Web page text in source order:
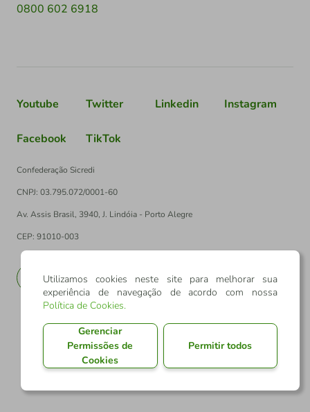
0800 602 6918
Youtube Twitter Linkedin Instagram
Facebook TikTok
Confederação Sicredi
CNPJ: 03.795.072/0001-60
Av. Assis Brasil, 3940, J. Lindóia - Porto Alegre
CEP: 91010-003
EN
Utilizamos cookies neste site para melhorar sua
experiência de navegação de acordo com nossa
Política de Cookies.
Gerenciar
Permissões de
Cookies
Permitir todos